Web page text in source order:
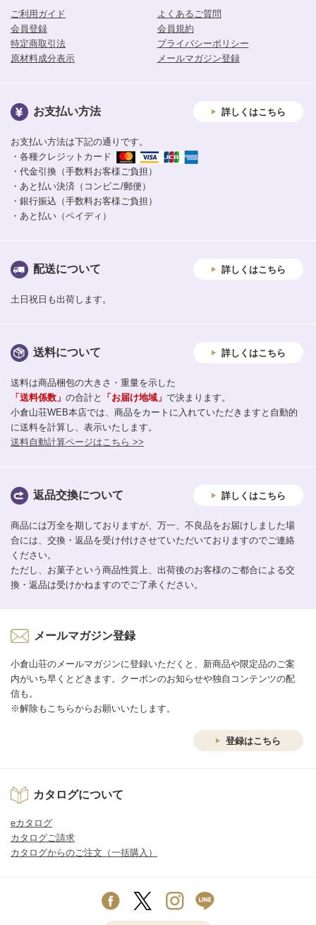
ご利用ガイド
よくあるご質問
会員登録
会員規約
特定商取引法
プライバシーポリシー
原材料成分表示
メールマガジン登録
お支払い方法 詳しくはこちら
お支払い方法は下記の通りです。
・各種クレジットカード
・代金引換（手数料お客様ご負担）
・あと払い決済（コンビニ/郵便）
・銀行振込（手数料お客様ご負担）
・あと払い（ペイディ）
配送について 詳しくはこちら
土日祝日も出荷します。
送料について 詳しくはこちら
送料は商品梱包の大きさ・重量を示した
「送料係数」 の合計と 「お届け地域」 で決まります。
小倉山荘WEB本店では、商品をカートに入れていただきますと自動的
に送料を計算し、表示いたします。
送料自動計算ページはこちら >>
返品交換について 詳しくはこちら
商品には万全を期しておりますが、万一、不良品をお届けしました場
合には、交換・返品を受け付けさせていただいておりますのでご連絡
ください。
ただし、お菓子という商品性質上、出荷後のお客様のご都合による交
換・返品は受けかねますのでご了承ください。
メールマガジン登録
小倉山荘のメールマガジンに登録いただくと、新商品や限定品のご案
内がいち早くとどきます。クーポンのお知らせや独自コンテンツの配
信も。
※解除もこちらからお願いいたします。
登録はこちら
カタログについて
eカタログ
カタログご請求
カタログからのご注文（一括購入）